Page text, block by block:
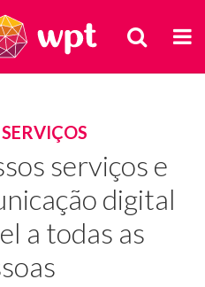
BUSCA
serviços e
digital
a todas as